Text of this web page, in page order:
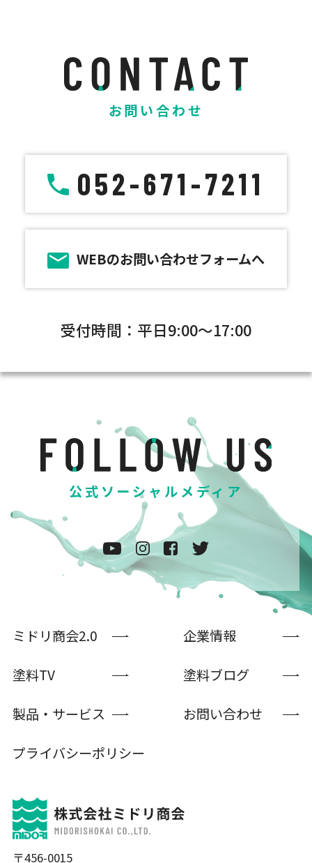
お問い合わせ
052-671-7211
WEBのお問い合わせフォームへ
受付時間：平日9:00～17:00
公式ソーシャルメディア
〒456-0015
ミドリ商会2.0
企業情報
塗料TV
塗料ブログ
製品・サービス
お問い合わせ
プライバシーポリシー